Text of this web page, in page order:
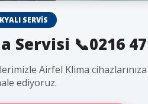
SERVIS
📞0216
Airfel Klima
ediyoruz.